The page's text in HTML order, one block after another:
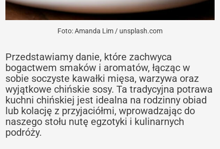
Foto: Amanda Lim / unsplash.com
Przedstawiamy danie, które zachwyca
bogactwem smaków i aromatów, łącząc w
sobie soczyste kawałki mięsa, warzywa oraz
wyjątkowe chińskie sosy. Ta tradycyjna potrawa
kuchni chińskiej jest idealna na rodzinny obiad
lub kolację z przyjaciółmi, wprowadzając do
naszego stołu nutę egzotyki i kulinarnych
podróży.